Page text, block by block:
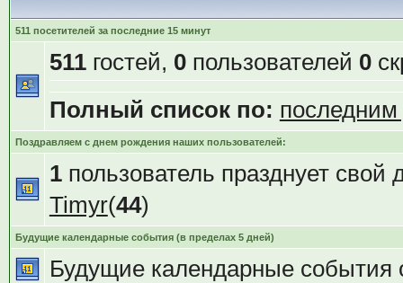
511 посетителей за последние 15 минут
511гостей, 0пользователей 0
Полный список по:
Поздравляем с днем рождения наших пользователей:
1пользователь празднует свой
Timyr(44)
Будущие календарные события (в пределах 5 дней)
Будущие календарные события